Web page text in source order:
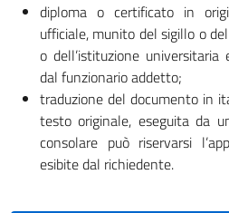
diploma o certificato in
ufficiale, munito del sigillo o
o dell’istituzione
dal funzionario addetto;
traduzione del documento in
testo originale, eseguita da
consolare può riservarsi
esibite dal richiedente.